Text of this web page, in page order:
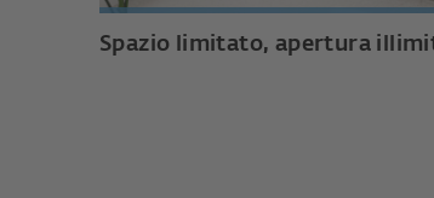
Spazio limitato, apertura